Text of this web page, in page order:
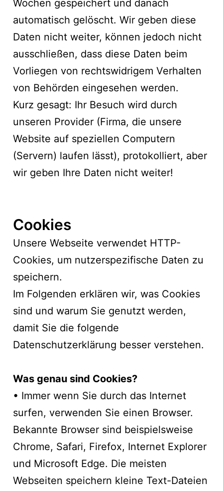
Wochen gespeichert und danach
automatisch gelöscht. Wir geben diese
Daten nicht weiter, können jedoch nicht
ausschließen, dass diese Daten beim
Vorliegen von rechtswidrigem Verhalten
von Behörden eingesehen werden.
Kurz gesagt: Ihr Besuch wird durch
unseren Provider (Firma, die unsere
Website auf speziellen Computern
(Servern) laufen lässt), protokolliert, aber
wir geben Ihre Daten nicht weiter!
Cookies
Unsere Webseite verwendet HTTP-
Cookies, um nutzerspezifische Daten zu
speichern.
Im Folgenden erklären wir, was Cookies
sind und warum Sie genutzt werden,
damit Sie die folgende
Datenschutzerklärung besser verstehen.
Was genau sind Cookies?
• Immer wenn Sie durch das Internet
surfen, verwenden Sie einen Browser.
Bekannte Browser sind beispielsweise
Chrome, Safari, Firefox, Internet Explorer
und Microsoft Edge. Die meisten
Webseiten speichern kleine Text-Dateien